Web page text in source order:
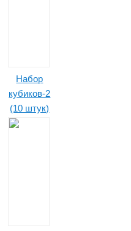
Набор
кубиков-2
(10 штук)